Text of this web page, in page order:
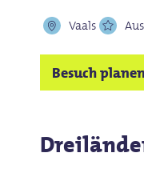
Vaals
Besuch planen